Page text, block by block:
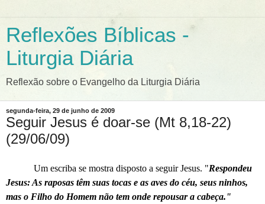
Reflexões Bíblicas -
Liturgia Diária
Reflexão sobre o Evangelho da Liturgia Diária
segunda-feira, 29 de junho de 2009
Seguir Jesus é doar-se (Mt 8,18-22)
(29/06/09)
Um escriba se mostra disposto a seguir Jesus. "Respondeu
Jesus: As raposas têm suas tocas e as aves do céu, seus ninhos,
mas o Filho do Homem não tem onde repousar a cabeça."